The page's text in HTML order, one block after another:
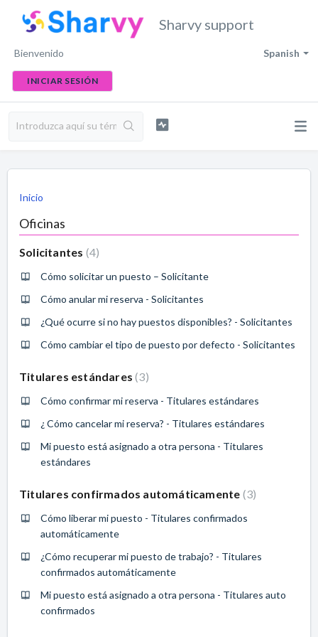
Sharvy support
Spanish
Bienvenido
INICIAR SESIÓN
Inicio
Oficinas
Solicitantes 4
Cómo solicitar un puesto – Solicitante
Cómo anular mi reserva - Solicitantes
¿Qué ocurre si no hay puestos disponibles? - Solicitantes
Cómo cambiar el tipo de puesto por defecto - Solicitantes
Titulares estándares 3
Cómo confirmar mi reserva - Titulares estándares
¿ Cómo cancelar mi reserva? - Titulares estándares
Mi puesto está asignado a otra persona - Titulares
estándares
Titulares confirmados automáticamente 3
Cómo liberar mi puesto - Titulares confirmados
automáticamente
¿Cómo recuperar mi puesto de trabajo? - Titulares
confirmados automáticamente
Mi puesto está asignado a otra persona - Titulares auto
confirmados